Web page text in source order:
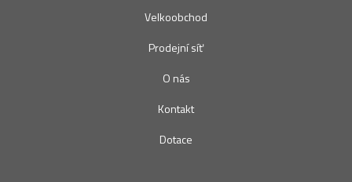
Velkoobchod
Prodejní síť
O nás
Kontakt
Dotace